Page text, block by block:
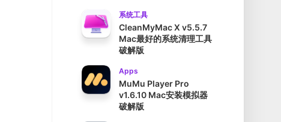
系统工具
CleanMyMac X v5.5.7
Mac最好的系统清理工具
破解版
Apps
MuMu Player Pro
v1.6.10 Mac安装模拟器
破解版